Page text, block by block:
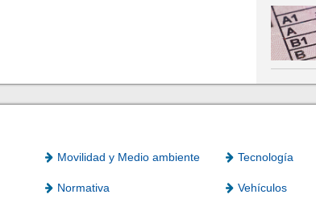
Movilidad y Medio ambiente Tecnología
Normativa Vehículos